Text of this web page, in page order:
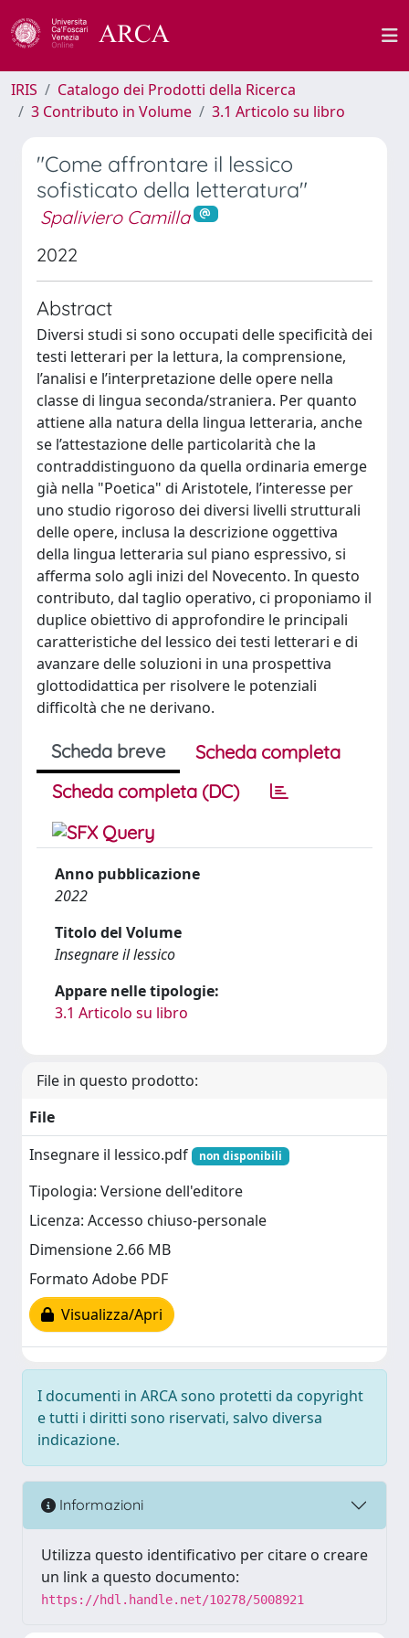
IRIS
Catalogo dei Prodotti della Ricerca
3 Contributo in Volume
3.1 Articolo su libro
"Come affrontare il lessico
sofisticato della letteratura"
Spaliviero Camilla
2022
Abstract
Diversi studi si sono occupati delle specificità dei
testi letterari per la lettura, la comprensione,
l’analisi e l’interpretazione delle opere nella
classe di lingua seconda/straniera. Per quanto
attiene alla natura della lingua letteraria, anche
se l’attestazione delle particolarità che la
contraddistinguono da quella ordinaria emerge
già nella "Poetica" di Aristotele, l’interesse per
uno studio rigoroso dei diversi livelli strutturali
delle opere, inclusa la descrizione oggettiva
della lingua letteraria sul piano espressivo, si
afferma solo agli inizi del Novecento. In questo
contributo, dal taglio operativo, ci proponiamo il
duplice obiettivo di approfondire le principali
caratteristiche del lessico dei testi letterari e di
avanzare delle soluzioni in una prospettiva
glottodidattica per risolvere le potenziali
difficoltà che ne derivano.
Scheda breve
Scheda completa
Scheda completa (DC)
Anno pubblicazione
2022
Titolo del Volume
Insegnare il lessico
Appare nelle tipologie:
3.1 Articolo su libro
File in questo prodotto:
File
Insegnare il lessico.pdf
non disponibili
Tipologia: Versione dell'editore
Licenza: Accesso chiuso-personale
Dimensione 2.66 MB
Formato Adobe PDF
Visualizza/Apri
I documenti in ARCA sono protetti da copyright
e tutti i diritti sono riservati, salvo diversa
indicazione.
Informazioni
Utilizza questo identificativo per citare o creare
un link a questo documento:
https://hdl.handle.net/10278/5008921